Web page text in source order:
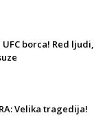
borca! Red ljudi,
Velika tragedija!